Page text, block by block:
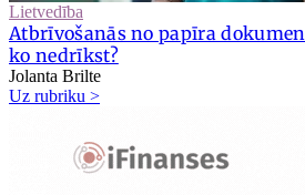
Lietvedība
Atbrīvošanās no papīra
ko nedrīkst?
Jolanta Brilte
Uz rubriku >